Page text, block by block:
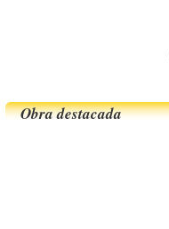
Obra destacada